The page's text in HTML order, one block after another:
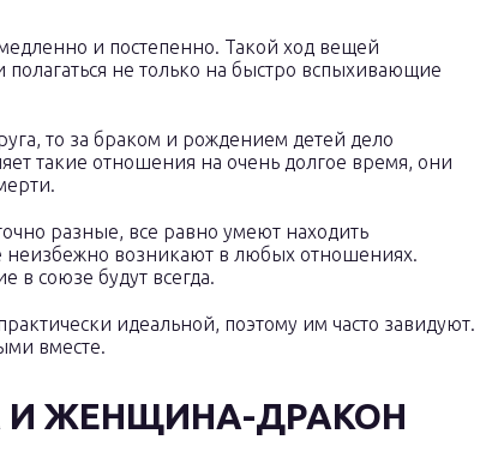
и постепенно. Такой ход вещей
не только на быстро вспыхивающие
то за браком и рождением детей дело
такие отношения на очень долгое время, они
разные, все равно умеют находить
возникают в любых отношениях.
в союзе будут всегда.
идеальной, поэтому им часто завидуют.
вместе.
И ЖЕНЩИНА-ДРАКОН